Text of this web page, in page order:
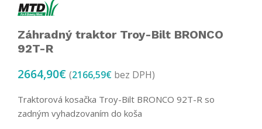
Záhradný traktor Troy-Bilt BRONCO
92T-R
2664,90€ (2166,59€ bez DPH)
Traktorová kosačka Troy-Bilt BRONCO 92T-R so
zadným vyhadzovaním do koša